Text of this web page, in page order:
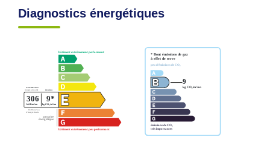
Diagnostics énergétiques